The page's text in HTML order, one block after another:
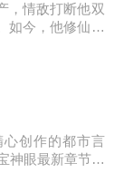
，情敌打断他双
如今，他修仙归
心创作的都市言
神眼最新章节并